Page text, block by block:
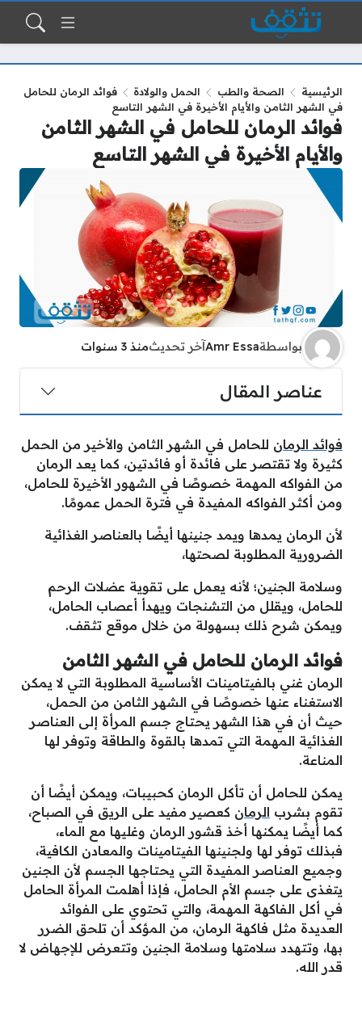
الرئيسية الصحة والطب الحمل والولادة
فوائد الرمان للحامل
في الشهر الثامن والأيام الأخيرة في الشهر التاسع
فوائد الرمان للحامل في الشهر الثامن
والأيام الأخيرة في الشهر التاسع
بواسطةAmr Essa آخر تحديثمنذ 3 سنوات
عناصر المقال
فوائد الرمان للحامل في الشهر الثامن والأخير من الحمل
كثيرة ولا تقتصر على فائدة أو فائدتين، كما يعد الرمان
من الفواكه المهمة خصوصًا في الشهور الأخيرة للحامل،
ومن أكثر الفواكه المفيدة في فترة الحمل عمومًا.
لأن الرمان يمدها ويمد جنينها أيضًا بالعناصر الغذائية
الضرورية المطلوبة لصحتها،
وسلامة الجنين؛ لأنه يعمل على تقوية عضلات الرحم
للحامل، ويقلل من التشنجات ويهدأ أعصاب الحامل،
ويمكن شرح ذلك بسهولة من خلال موقع تثقف.
فوائد الرمان للحامل في الشهر الثامن
الرمان غني بالفيتامينات الأساسية المطلوبة التي لا يمكن
الاستغناء عنها خصوصًا في الشهر الثامن من الحمل،
حيث أن في هذا الشهر يحتاج جسم المرأة إلى العناصر
الغذائية المهمة التي تمدها بالقوة والطاقة وتوفر لها
المناعة.
يمكن للحامل أن تأكل الرمان كحبيبات، ويمكن أيضًا أن
تقوم بشرب الرمان كعصير مفيد على الريق في الصباح،
كما أيضًا يمكنها أخذ قشور الرمان وغليها مع الماء،
فبذلك توفر لها ولجنينها الفيتامينات والمعادن الكافية،
وجميع العناصر المفيدة التي يحتاجها الجسم لأن الجنين
يتغذى على جسم الأم الحامل، فإذا أهلمت المرأة الحامل
في أكل الفاكهة المهمة، والتي تحتوي على الفوائد
العديدة مثل فاكهة الرمان، من المؤكد أن تلحق الضرر
بها، وتتهدد سلامتها وسلامة الجنين وتتعرض للإجهاض لا
قدر الله.